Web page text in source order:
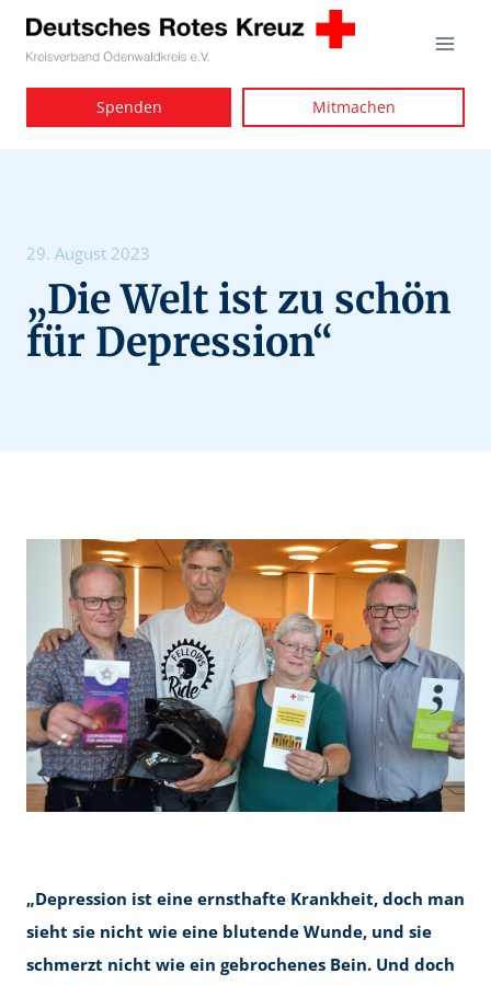
Zum
Inhalt
Spenden Mitmachen
29. August 2023
„Die Welt ist zu schön
für Depression“
„Depression ist eine ernsthafte Krankheit, doch man
sieht sie nicht wie eine blutende Wunde, und sie
schmerzt nicht wie ein gebrochenes Bein. Und doch